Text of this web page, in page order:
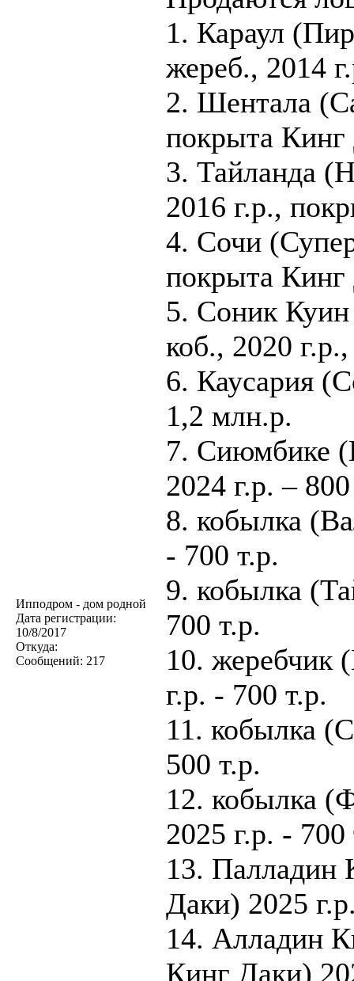
Ипподром - дом родной
Дата регистрации:
10/8/2017
Откуда:
Сообщений: 217
1. Караул
жереб., 2014
2. Шентала
покрыта Кинг
3. Тайланда
2016 г.р.,
4. Сочи
покрыта Кинг
5. Соник
коб., 2020
6. Каусария
1,2 млн.р.
7. Сиюмбике
2024 г.р. –
8. кобылка
- 700 т.р.
9. кобылка
700 т.р.
10. жеребчик
г.р. - 700 т.р.
11. кобылка
500 т.р.
12. кобылка
2025 г.р. - 700
13. Палладин
Даки) 2025
14. Алладин
Кинг Даки)